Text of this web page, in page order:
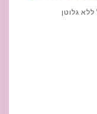
ללא גלוטן